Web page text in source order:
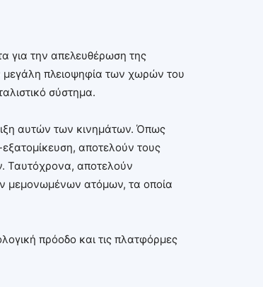
για την απελευθέρωση της
μεγάλη πλειοψηφία των χωρών του
σύστημα.
αυτών των κινημάτων. Όπως
αποτελούν τους
Ταυτόχρονα, αποτελούν
μεμονωμένων ατόμων, τα οποία
πρόοδο και τις πλατφόρμες